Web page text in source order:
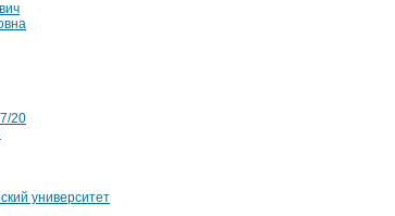
20
университет